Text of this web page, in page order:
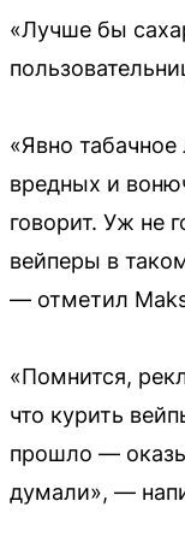
«Лучше бы
«Явно
вредных и
говорит. Уж не
вейперы в
— отметил
«Помнится,
что курить
прошло —
думали», —